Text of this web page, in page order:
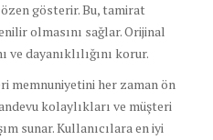
gösterir. Bu, tamirat
olmasını sağlar. Orijinal
dayanıklılığını korur.
memnuniyetini her zaman ön
kolaylıkları ve müşteri
sunar. Kullanıcılara en iyi